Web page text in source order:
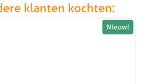
klanten kochten:
Nieuw!